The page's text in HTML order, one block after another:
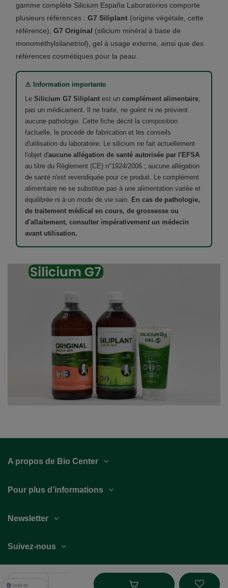
gamme complète Silicium España Laboratorios comporte
plusieurs références : G7 Siliplant (origine végétale, cette
référence), G7 Original (silicium minéral à base de
monométhylsilanetriol), gel à usage externe, ainsi que des
références cosmétiques pour la peau.
⚠ Information importante
Le Silicium G7 Siliplant est un complément alimentaire
pas un médicament. Il ne traite, ne guérit ni ne prévient
aucune pathologie. Cette fiche décrit la composition
factuelle, le procédé de fabrication et les conseils
d'utilisation du laboratoire. Le silicium ne fait actuellement
l'objet d'aucune allégation de santé autorisée par l'EFSA
au titre du Règlement (CE) n°1924/2006 ; aucune allégation
de santé n'est revendiquée pour ce produit. Le complément
alimentaire ne se substitue pas à une alimentation variée et
équilibrée ni à un mode de vie sain. En cas de pathologie,
de traitement médical en cours, de grossesse ou
d'allaitement, consulter impérativement un médecin
avant utilisation.
A propos de Bio Center
Pour plus d’informations
Suivez-nous
Newsletter